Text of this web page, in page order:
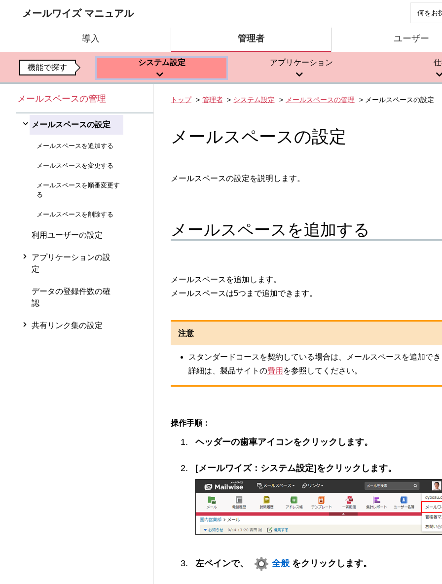
メールワイズ マニュアル
導入 管理者 ユーザー
機能で探す
システム設定 アプリケーション
メールスペースの管理
メールスペースの設定
メールスペースを追加する
メールスペースを変更する
メールスペースを順番変更す
る
メールスペースを削除する
利用ユーザーの設定
アプリケーションの設
定
データの登録件数の確
認
共有リンク集の設定
トップ 管理者 システム設定 メールスペースの管理 メールスペースの設定
メールスペースの設定
メールスペースの設定を説明します。
メールスペースを追加する
メールスペースを追加します。
メールスペースは5つまで追加できます。
注意
スタンダードコースを契約している場合は、メールスペースを追加で
詳細は、製品サイトの費用 を参照してください。
操作手順：
ヘッダーの歯車アイコンをクリックします。
[メールワイズ：システム設定]をクリックします。
左ペインで、 全般 をクリックします。